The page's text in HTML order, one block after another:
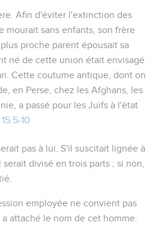
. Afin d'éviter l'extinction des
mourait sans enfants, son frère
proche parent épousait sa
né de cette union était envisagé
Cette coutume antique, dont on
en Perse, chez les Afghans, les
a passé pour les Juifs à l'état
10
pas à lui . S'il suscitait lignée à
divisé en trois parts ; si non,
employée ne convient pas
attaché le nom de cet homme.